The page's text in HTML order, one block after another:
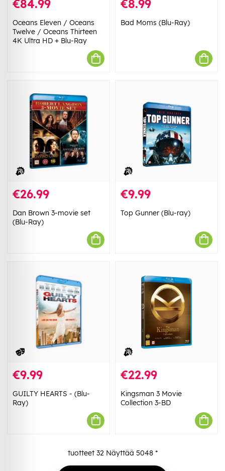
€84.99
Oceans Eleven / Oceans
Twelve / Oceans Thirteen
4K Ultra HD + Blu-Ray
€8.99
Bad Moms (Blu-Ray)
€26.99
Dan Brown 3-movie set
(Blu-Ray)
€9.99
Top Gunner (Blu-ray)
€9.99
GUILTY HEARTS - (Blu-
Ray)
€22.99
Kingsman 3 Movie
Collection 3-BD
tuotteet 32Näyttää 5048*